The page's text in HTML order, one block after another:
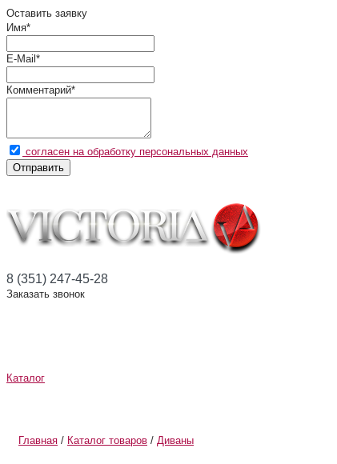
Оставить заявку
Имя*
E-Mail *
Комментарий*
согласен на обработку персональных данных
Отправить
8 (351) 247-45-28
Заказать звонок
Каталог
Главная / Каталог товаров / Диваны